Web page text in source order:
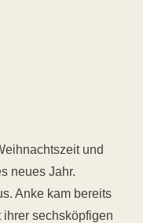
und
neues Jahr.
Anke kam bereits
sechsköpfigen